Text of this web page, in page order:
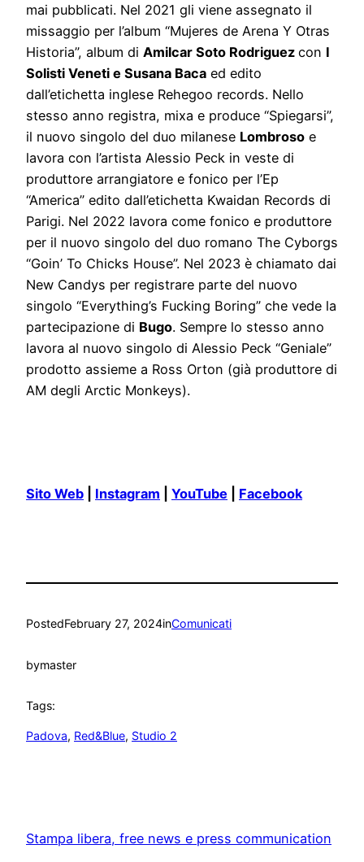
mai pubblicati. Nel 2021 gli viene assegnato il
missaggio per l’album “Mujeres de Arena Y Otras
Historia”, album di Amilcar Soto Rodriguez con I
Solisti Veneti e Susana Baca ed edito
dall’etichetta inglese Rehegoo records. Nello
stesso anno registra, mixa e produce “Spiegarsi”,
il nuovo singolo del duo milanese Lombroso e
lavora con l’artista Alessio Peck in veste di
produttore arrangiatore e fonico per l’Ep
“America” edito dall’etichetta Kwaidan Records di
Parigi. Nel 2022 lavora come fonico e produttore
per il nuovo singolo del duo romano The Cyborgs
“Goin’ To Chicks House”. Nel 2023 è chiamato dai
New Candys per registrare parte del nuovo
singolo “Everything’s Fucking Boring” che vede la
partecipazione di Bugo. Sempre lo stesso anno
lavora al nuovo singolo di Alessio Peck “Geniale”
prodotto assieme a Ross Orton (già produttore di
AM degli Arctic Monkeys).
Sito Web Instagram YouTube Facebook
PostedFebruary 27, 2024inComunicati
bymaster
Tags:
Padova, Red&Blue, Studio 2
Stampa libera, free news e press communication